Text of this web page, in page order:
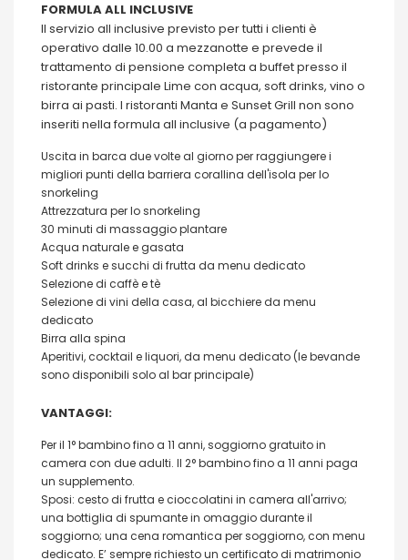
FORMULA ALL INCLUSIVE
Il servizio all inclusive previsto per tutti i clienti è
operativo dalle 10.00 a mezzanotte e prevede il
trattamento di pensione completa a buffet presso il
ristorante principale Lime con acqua, soft drinks, vino o
birra ai pasti. I ristoranti Manta e Sunset Grill non sono
inseriti nella formula all inclusive (a pagamento)
Uscita in barca due volte al giorno per raggiungere i
migliori punti della barriera corallina dell'isola per lo
snorkeling
Attrezzatura per lo snorkeling
30 minuti di massaggio plantare
Acqua naturale e gasata
Soft drinks e succhi di frutta da menu dedicato
Selezione di caffè e tè
Selezione di vini della casa, al bicchiere da menu
dedicato
Birra alla spina
Aperitivi, cocktail e liquori, da menu dedicato (le bevande
sono disponibili solo al bar principale)
VANTAGGI:
Per il 1° bambino fino a 11 anni, soggiorno gratuito in
camera con due adulti. Il 2° bambino fino a 11 anni paga
un supplemento.
Sposi: cesto di frutta e cioccolatini in camera all'arrivo;
una bottiglia di spumante in omaggio durante il
soggiorno; una cena romantica per soggiorno, con menu
dedicato. E’ sempre richiesto un certificato di matrimonio